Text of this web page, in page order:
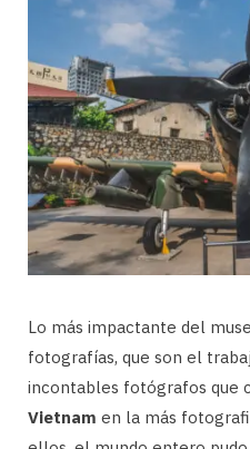
Lo más impactante del
fotografías, que son el
incontables fotógrafos que
Vietnam en la más